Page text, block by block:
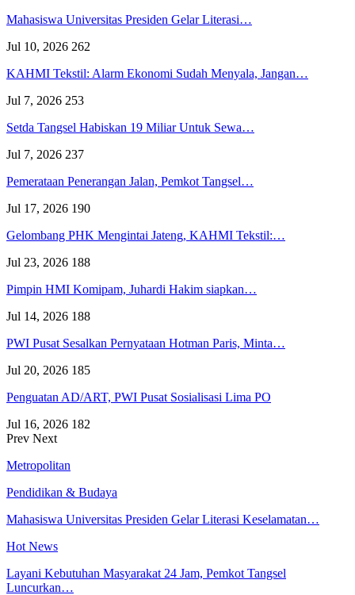
Mahasiswa Universitas Presiden Gelar Literasi…
Jul 10, 2026 262
KAHMI Tekstil: Alarm Ekonomi Sudah Menyala, Jangan…
Jul 7, 2026 253
Setda Tangsel Habiskan 19 Miliar Untuk Sewa…
Jul 7, 2026 237
Pemerataan Penerangan Jalan, Pemkot Tangsel…
Jul 17, 2026 190
Gelombang PHK Mengintai Jateng, KAHMI Tekstil:…
Jul 23, 2026 188
Pimpin HMI Komipam, Juhardi Hakim siapkan…
Jul 14, 2026 188
PWI Pusat Sesalkan Pernyataan Hotman Paris, Minta…
Jul 20, 2026 185
Penguatan AD/ART, PWI Pusat Sosialisasi Lima PO
Jul 16, 2026 182
Prev Next
Metropolitan
Pendidikan & Budaya
Mahasiswa Universitas Presiden Gelar Literasi Keselamatan…
Hot News
Layani Kebutuhan Masyarakat 24 Jam, Pemkot Tangsel
Luncurkan…